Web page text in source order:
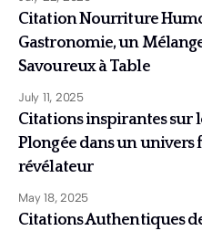
Citation Nourriture
Gastronomie, un
Savoureux à Table
July 11, 2025
Citations inspirantes sur
Plongée dans un univers
révélateur
May 18, 2025
Citations Authentiques